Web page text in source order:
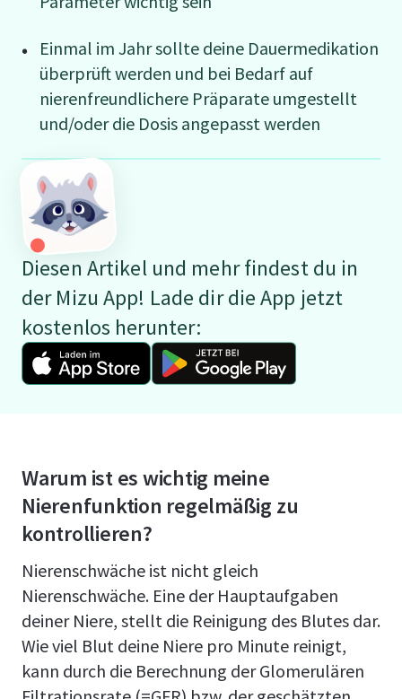
Einmal im Jahr sollte deine Dauermedikation
überprüft werden und bei Bedarf auf
nierenfreundlichere Präparate umgestellt
und/oder die Dosis angepasst werden
Diesen Artikel und mehr findest du in
der Mizu App! Lade dir die App jetzt
kostenlos herunter:
Warum ist es wichtig meine
Nierenfunktion regelmäßig zu
kontrollieren?
Nierenschwäche ist nicht gleich
Nierenschwäche. Eine der Hauptaufgaben
deiner Niere, stellt die Reinigung des Blutes dar.
Wie viel Blut deine Niere pro Minute reinigt,
kann durch die Berechnung der Glomerulären